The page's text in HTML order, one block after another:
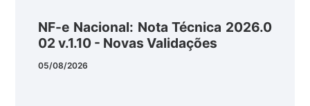
NF-e Nacional: Nota Técnica 2026.0
02 v.1.10 - Novas Validações
05/08/2026